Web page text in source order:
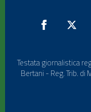
Testata giornalistica
Bertani - Reg. Trib.